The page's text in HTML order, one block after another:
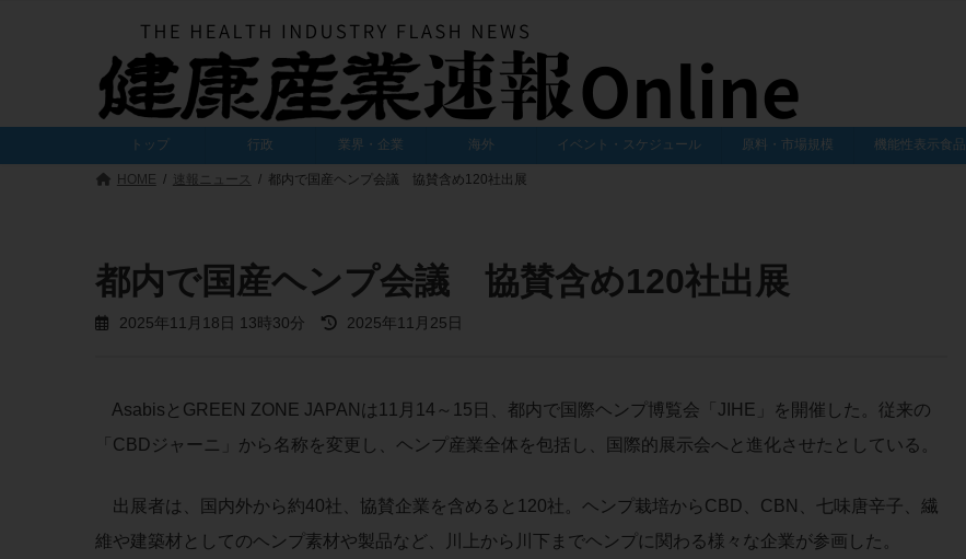
へ
キ
ョ
に
トップ 行政 業界・企業 海外 イベント・スケジュール 原料・市場規模 機能性表示食品
HOME 速報ニュース 都内で国産ヘンプ会議 協賛含め120社出展
都内で国産ヘンプ会議 協賛含め120社出展
2025年11月18日 13時30分
最
日
時
:
2025年11月25日
AsabisとGREEN ZONE JAPANは11月14～15日、都内で国際ヘンプ博覧会「JIHE」を開催した。従来の
「CBDジャーニ」から名称を変更し、ヘンプ産業全体を包括し、国際的展示会へと進化させたとしている。
出展者は、国内外から約40社、協賛企業を含めると120社。ヘンプ栽培からCBD、CBN、七味唐辛子、繊
維や建築材としてのヘンプ素材や製品など、川上から川下までヘンプに関わる様々な企業が参画した。